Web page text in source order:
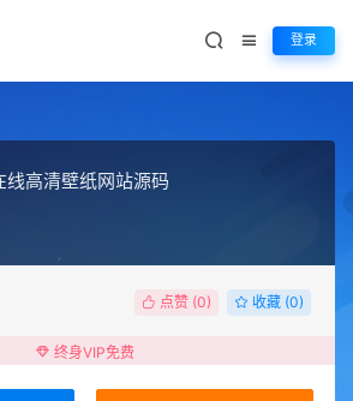
登录
线高清壁纸网站源码
点赞 (0) 收藏 (0)
终身VIP免费